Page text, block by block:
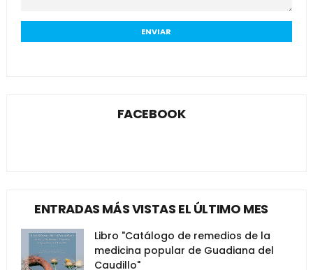
FACEBOOK
ENTRADAS MÁS VISTAS EL ÚLTIMO MES
Libro "Catálogo de remedios de la
medicina popular de Guadiana del
Caudillo"